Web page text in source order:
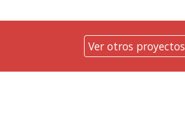
Ver otros proyectos